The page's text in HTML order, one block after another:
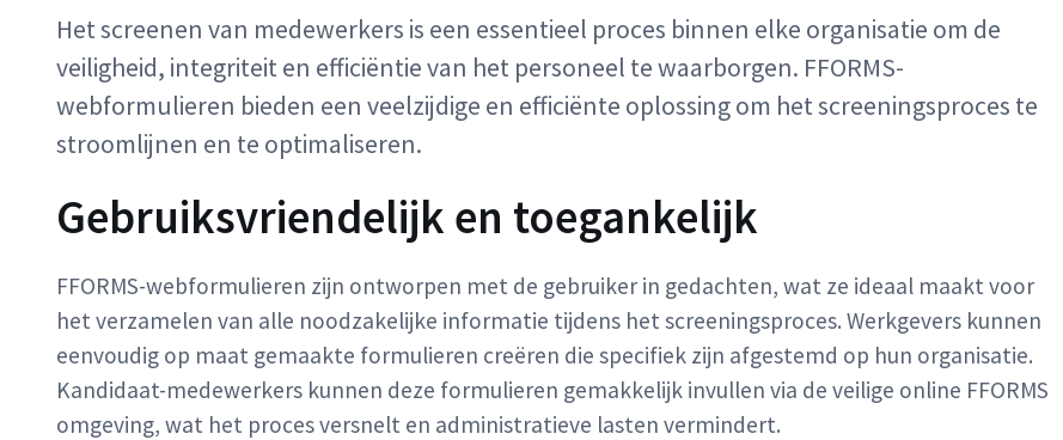
Het screenen van medewerkers is een essentieel proces binnen elke organisatie om de
veiligheid, integriteit en efficiëntie van het personeel te waarborgen. FFORMS-
webformulieren bieden een veelzijdige en efficiënte oplossing om het screeningsproces te
stroomlijnen en te optimaliseren.
Gebruiksvriendelijk en toegankelijk
FFORMS-webformulieren zijn ontworpen met de gebruiker in gedachten, wat ze ideaal maakt voor
het verzamelen van alle noodzakelijke informatie tijdens het screeningsproces. Werkgevers kunnen
eenvoudig op maat gemaakte formulieren creëren die specifiek zijn afgestemd op hun organisatie.
Kandidaat-medewerkers kunnen deze formulieren gemakkelijk invullen via de veilige online FFORMS
omgeving, wat het proces versnelt en administratieve lasten vermindert.